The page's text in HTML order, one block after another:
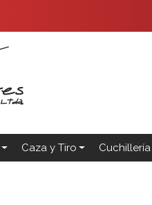
Caza y Tiro Cuchillería